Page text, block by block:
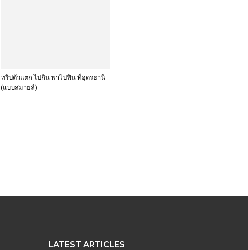
ทริปตัวแตก ไปกิน พาไปฟิน ที่อุดรธานี
(แบบสมายล์)
LATEST ARTICLES